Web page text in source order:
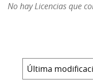
No hay Licencias que